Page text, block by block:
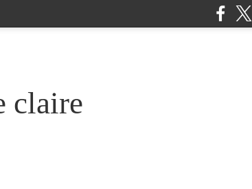
claire